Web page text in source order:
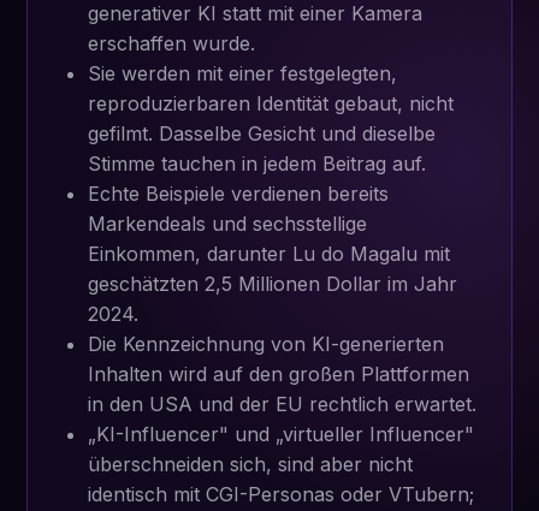
generativer KI statt mit einer Kamera
erschaffen wurde.
Sie werden mit einer festgelegten,
reproduzierbaren Identität gebaut, nicht
gefilmt. Dasselbe Gesicht und dieselbe
Stimme tauchen in jedem Beitrag auf.
Echte Beispiele verdienen bereits
Markendeals und sechsstellige
Einkommen, darunter Lu do Magalu mit
geschätzten 2,5 Millionen Dollar im Jahr
2024.
Die Kennzeichnung von KI-generierten
Inhalten wird auf den großen Plattformen
in den USA und der EU rechtlich erwartet.
„KI-Influencer" und „virtueller Influencer"
überschneiden sich, sind aber nicht
identisch mit CGI-Personas oder VTubern;